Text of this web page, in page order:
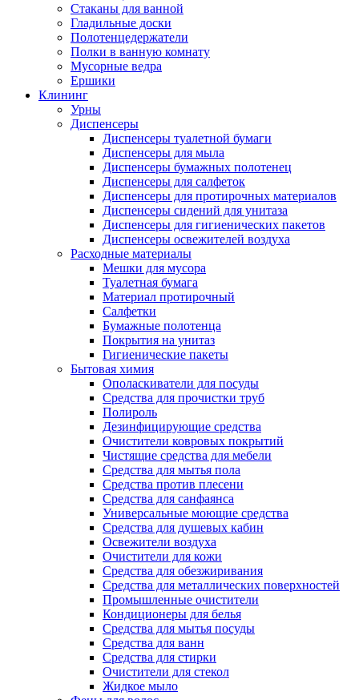
Стаканы для ванной
Гладильные доски
Полотенцедержатели
Полки в ванную комнату
Мусорные ведра
Ершики
Клининг
Урны
Диспенсеры
Диспенсеры туалетной бумаги
Диспенсеры для мыла
Диспенсеры бумажных полотенец
Диспенсеры для салфеток
Диспенсеры для протирочных материалов
Диспенсеры сидений для унитаза
Диспенсеры для гигиенических пакетов
Диспенсеры освежителей воздуха
Расходные материалы
Мешки для мусора
Туалетная бумага
Материал протирочный
Салфетки
Бумажные полотенца
Покрытия на унитаз
Гигиенические пакеты
Бытовая химия
Ополаскиватели для посуды
Средства для прочистки труб
Полироль
Дезинфицирующие средства
Очистители ковровых покрытий
Чистящие средства для мебели
Средства для мытья пола
Средства против плесени
Средства для санфаянса
Универсальные моющие средства
Средства для душевых кабин
Освежители воздуха
Очистители для кожи
Средства для обезжиривания
Средства для металлических поверхностей
Промышленные очистители
Кондиционеры для белья
Средства для мытья посуды
Средства для ванн
Средства для стирки
Очистители для стекол
Жидкое мыло